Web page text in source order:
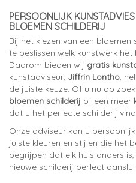
PERSOONLIJK
BLOEMEN SCHILDERIJ
Bij het kiezen van een
te beslissen welk kunstwerk
Daarom bieden wij gratis
kunstadviseur, Jiffrin Lontho,
de juiste keuze. Of u nu op
bloemen schilderij of een meer
dat u het perfecte schilderij
Onze adviseur kan u
juiste kleuren en stijlen die het
begrijpen dat elk huis anders
nieuwe schilderij perfect